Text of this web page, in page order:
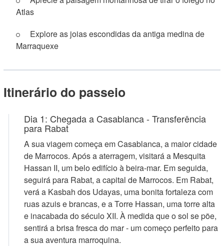
Atlas
Explore as joias escondidas da antiga medina de
Marraquexe
Itinerário do passeio
Dia 1: Chegada a Casablanca - Transferência
para Rabat
A sua viagem começa em Casablanca, a maior cidade
de Marrocos. Após a aterragem, visitará a Mesquita
Hassan II, um belo edifício à beira-mar. Em seguida,
seguirá para Rabat, a capital de Marrocos. Em Rabat,
verá a Kasbah dos Udayas, uma bonita fortaleza com
ruas azuis e brancas, e a Torre Hassan, uma torre alta
e inacabada do século XII. À medida que o sol se põe,
sentirá a brisa fresca do mar - um começo perfeito para
a sua aventura marroquina.